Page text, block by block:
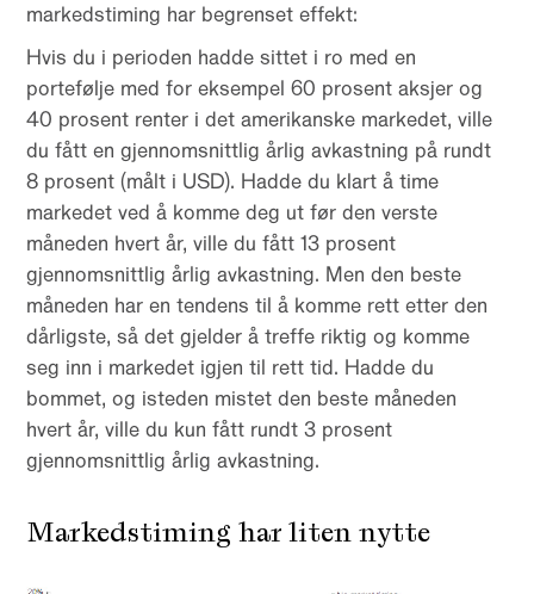
markedstiming har begrenset effekt:
Hvis du i perioden hadde sittet i ro med en
portefølje med for eksempel 60 prosent aksjer og
40 prosent renter i det amerikanske markedet, ville
du fått en gjennomsnittlig årlig avkastning på rundt
8 prosent (målt i USD). Hadde du klart å time
markedet ved å komme deg ut før den verste
måneden hvert år, ville du fått 13 prosent
gjennomsnittlig årlig avkastning. Men den beste
måneden har en tendens til å komme rett etter den
dårligste, så det gjelder å treffe riktig og komme
seg inn i markedet igjen til rett tid. Hadde du
bommet, og isteden mistet den beste måneden
hvert år, ville du kun fått rundt 3 prosent
gjennomsnittlig årlig avkastning.
Markedstiming har liten nytte